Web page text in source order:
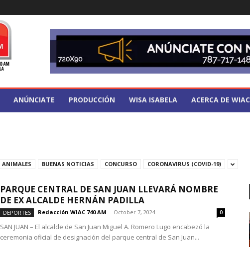
ANÚNCIATE PRODUCCIÓN WISA ISABELA ACERCA DE WIAC
ANIMALES BUENAS NOTICIAS CONCURSO CORONAVIRUS (COVID-19)
PARQUE CENTRAL DE SAN JUAN LLEVARÁ NOMBRE
DE EX ALCALDE HERNÁN PADILLA
DEPORTES Redacción WIAC 740 AM - October 7, 2024 0
SAN JUAN – El alcalde de San Juan Miguel A. Romero Lugo encabezó la
ceremonia oficial de designación del parque central de San Juan...